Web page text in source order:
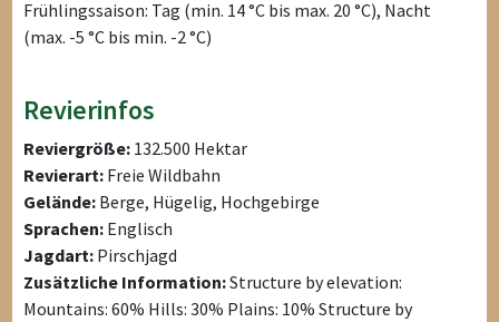
Frühlingssaison: Tag (min. 14 °C bis max. 20 °C), Nacht
(max. -5 °C bis min. -2 °C)
Revierinfos
Reviergröße: 132.500 Hektar
Revierart: Freie Wildbahn
Gelände: Berge, Hügelig, Hochgebirge
Sprachen: Englisch
Jagdart: Pirschjagd
Zusätzliche Information:Structure by elevation:
Mountains: 60% Hills: 30% Plains: 10% Structure by